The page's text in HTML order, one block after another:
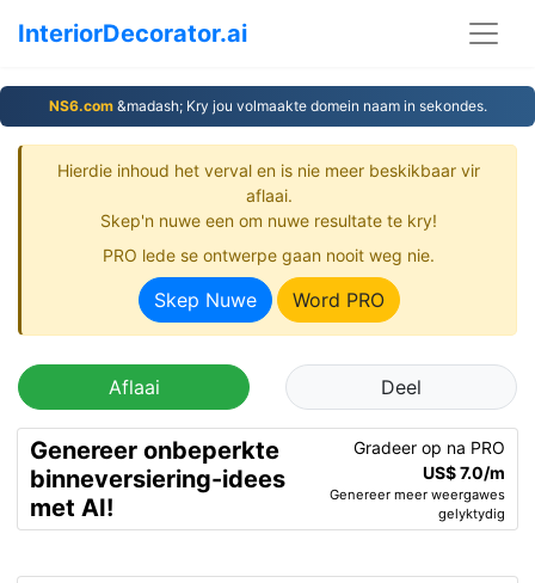
InteriorDecorator.ai
NS6.com&madash; Kry jou volmaakte domein naam in sekondes.
Hierdie inhoud het verval en is nie meer beskikbaar vir
aflaai.
Skep'n nuwe een om nuwe resultate te kry!
PRO lede se ontwerpe gaan nooit weg nie.
Skep Nuwe Word PRO
Aflaai Deel
Genereer onbeperkte
binneversiering-idees
met AI!
Gradeer op na PRO
US$ 7.0/m
Genereer meer weergawes
gelyktydig